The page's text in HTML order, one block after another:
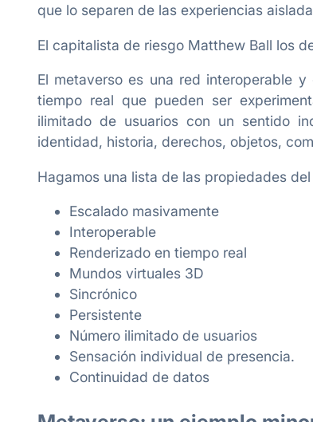
que lo separen de las experiencias
El capitalista de riesgo Matthew Ball los
El metaverso es una red interoperable
tiempo real que pueden ser
ilimitado de usuarios con un sentido
identidad, historia, derechos, objetos,
Hagamos una lista de las propiedades
Escalado masivamente
Interoperable
Renderizado en tiempo real
Mundos virtuales 3D
Sincrónico
Persistente
Número ilimitado de usuarios
Sensación individual de presencia.
Continuidad de datos